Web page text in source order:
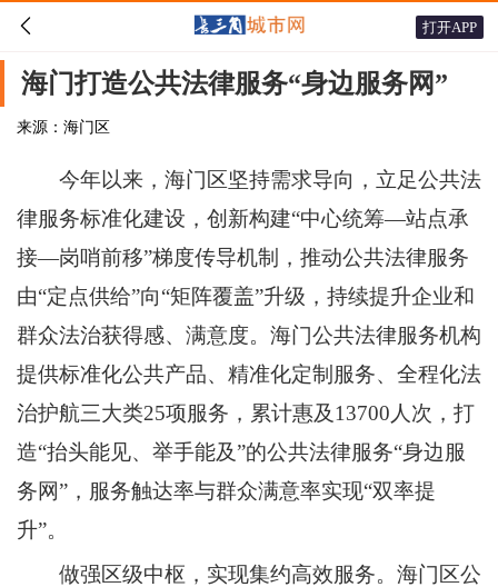
 打开APP
海门打造公共法律服务“身边服务网”
来源：海门区
今年以来，海门区坚持需求导向，立足公共法
律服务标准化建设，创新构建“中心统筹—站点承
接—岗哨前移”梯度传导机制，推动公共法律服务
由“定点供给”向“矩阵覆盖”升级，持续提升企业和
群众法治获得感、满意度。海门公共法律服务机构
提供标准化公共产品、精准化定制服务、全程化法
治护航三大类25项服务，累计惠及13700人次，打
造“抬头能见、举手能及”的公共法律服务“身边服
务网”，服务触达率与群众满意率实现“双率提
升”。
做强区级中枢，实现集约高效服务。海门区公